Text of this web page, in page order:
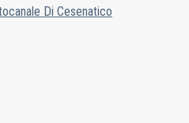
Di Cesenatico